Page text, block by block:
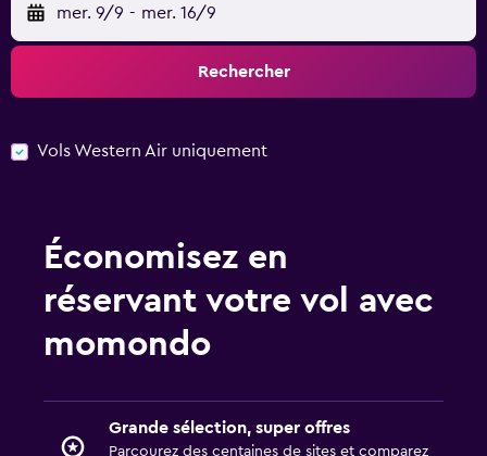
mer. 9/9 - mer. 16/9
Rechercher
Vols Western Air uniquement
Économisez en
réservant votre vol avec
momondo
Grande sélection, super offres
Parcourez des centaines de sites et comparez